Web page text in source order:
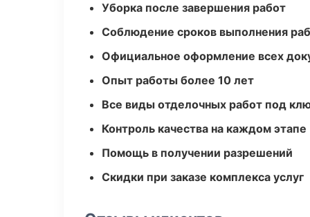
Уборка после завершения работ
Соблюдение сроков выполнения
Официальное оформление всех
Опыт работы более 10 лет
Все виды отделочных работ под
Контроль качества на каждом этапе
Помощь в получении разрешений
Скидки при заказе комплекса услуг